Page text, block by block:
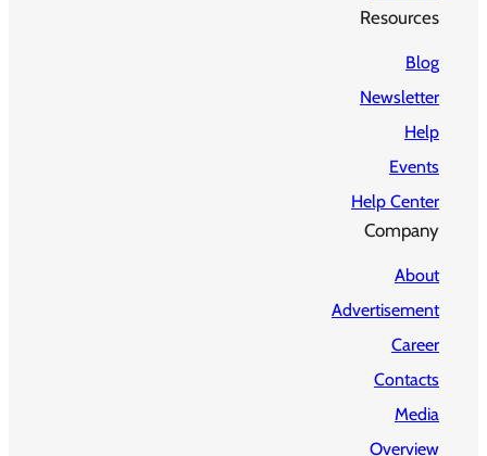
Resources
Blog
Newsletter
Help
Events
Help Center
Company
About
Advertisement
Career
Contacts
Media
Overview